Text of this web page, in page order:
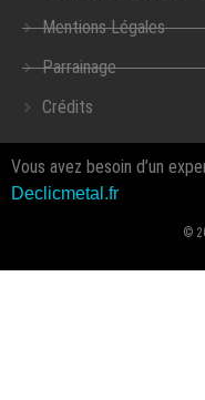
Mentions Légales
Parrainage
Crédits
Vous avez besoin d’un
Declicmetal.fr
©